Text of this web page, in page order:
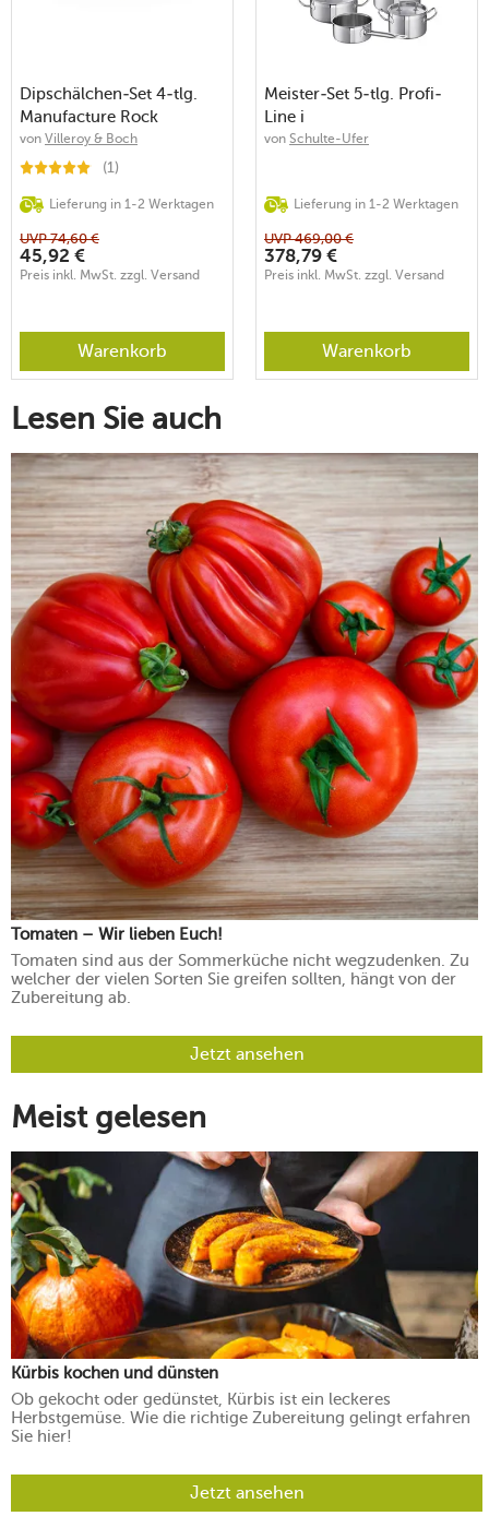
Dipschälchen-Set 4-tlg.
Manufacture Rock
von Villeroy & Boch
(1)
Lieferung in 1-2 Werktagen
UVP74,60 €
45,92 €
Preis inkl. MwSt. zzgl. Versand
Warenkorb
Meister-Set 5-tlg. Profi-
Line i
von Schulte-Ufer
Lieferung in 1-2 Werktagen
UVP469,00 €
378,79 €
Preis inkl. MwSt. zzgl. Versand
Warenkorb
Lesen Sie auch
Tomaten – Wir lieben Euch!
Tomaten sind aus der Sommerküche nicht wegzudenken. Zu
welcher der vielen Sorten Sie greifen sollten, hängt von der
Zubereitung ab.
Jetzt ansehen
Meist gelesen
Kürbis kochen und dünsten
Ob gekocht oder gedünstet, Kürbis ist ein leckeres
Herbstgemüse. Wie die richtige Zubereitung gelingt erfahren
Sie hier!
Jetzt ansehen